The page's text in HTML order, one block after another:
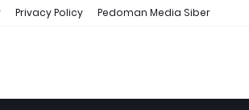
Privacy Policy Pedoman Media Siber